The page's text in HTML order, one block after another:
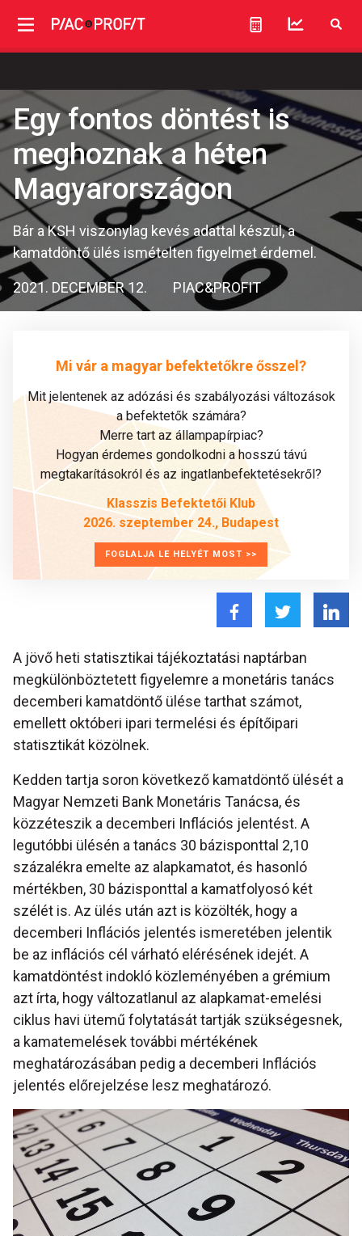
Egy fontos döntést is
meghoznak a héten
Magyarországon
Bár a KSH viszonylag kevés adattal készül, a
kamatdöntő ülés ismételten figyelmet érdemel.
2021. DECEMBER 12. PIAC&PROFIT
Mi vár a magyar befektetőkre ősszel?
Mit jelentenek az adózási és szabályozási változások
a befektetők számára?
Merre tart az állampapírpiac?
Hogyan érdemes gondolkodni a hosszú távú
megtakarításokról és az ingatlanbefektetésekről?
Klasszis Befektetői Klub
2026. szeptember 24., Budapest
FOGLALJA LE HELYÉT MOST >>
A jövő heti statisztikai tájékoztatási naptárban
megkülönböztetett figyelemre a monetáris tanács
decemberi kamatdöntő ülése tarthat számot,
emellett októberi ipari termelési és építőipari
statisztikát közölnek.
Kedden tartja soron következő kamatdöntő ülését a
Magyar Nemzeti Bank Monetáris Tanácsa, és
közzéteszik a decemberi Inflációs jelentést. A
legutóbbi ülésén a tanács 30 bázisponttal 2,10
százalékra emelte az alapkamatot, és hasonló
mértékben, 30 bázisponttal a kamatfolyosó két
szélét is. Az ülés után azt is közölték, hogy a
decemberi Inflációs jelentés ismeretében jelentik
be az inflációs cél várható elérésének idejét. A
kamatdöntést indokló közleményében a grémium
azt írta, hogy változatlanul az alapkamat-emelési
ciklus havi ütemű folytatását tartják szükségesnek,
a kamatemelések további mértékének
meghatározásában pedig a decemberi Inflációs
jelentés előrejelzése lesz meghatározó.